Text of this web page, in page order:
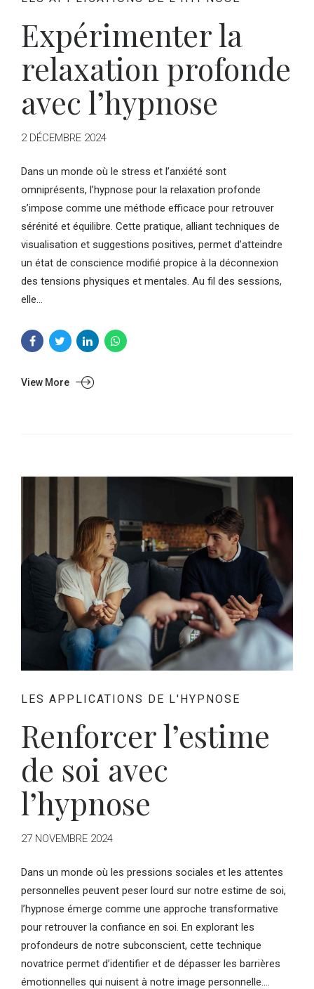
Expérimenter la
relaxation profonde
avec l’hypnose
2 DÉCEMBRE 2024
Dans un monde où le stress et l’anxiété sont
omniprésents, l’hypnose pour la relaxation profonde
s’impose comme une méthode efficace pour retrouver
sérénité et équilibre. Cette pratique, alliant techniques de
visualisation et suggestions positives, permet d’atteindre
un état de conscience modifié propice à la déconnexion
des tensions physiques et mentales. Au fil des sessions,
elle...
View More
LES APPLICATIONS DE L'HYPNOSE
Renforcer l’estime
de soi avec
l’hypnose
27 NOVEMBRE 2024
Dans un monde où les pressions sociales et les attentes
personnelles peuvent peser lourd sur notre estime de soi,
l’hypnose émerge comme une approche transformative
pour retrouver la confiance en soi. En explorant les
profondeurs de notre subconscient, cette technique
novatrice permet d’identifier et de dépasser les barrières
émotionnelles qui nuisent à notre image personnelle....